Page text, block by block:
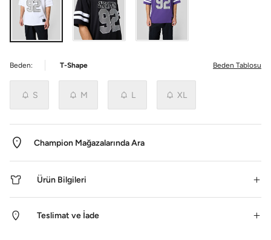
Beden: T-Shape Beden Tablosu
S M L XL
Champion Mağazalarında Ara
Ürün Bilgileri
Teslimat ve İade